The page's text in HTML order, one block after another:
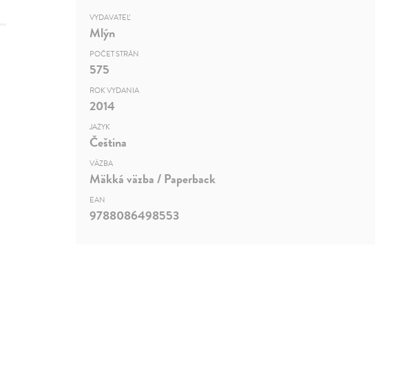
VYDAVATEĽ
Mlýn
POČET STRÁN
575
ROK VYDANIA
2014
JAZYK
Čeština
VÄZBA
Mäkká väzba / Paperback
EAN
9788086498553